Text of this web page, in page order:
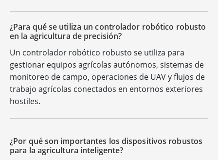
¿Para qué se utiliza un controlador robótico robusto
en la agricultura de precisión?
Un controlador robótico robusto se utiliza para
gestionar equipos agrícolas autónomos, sistemas de
monitoreo de campo, operaciones de UAV y flujos de
trabajo agrícolas conectados en entornos exteriores
hostiles.
¿Por qué son importantes los dispositivos robustos
para la agricultura inteligente?